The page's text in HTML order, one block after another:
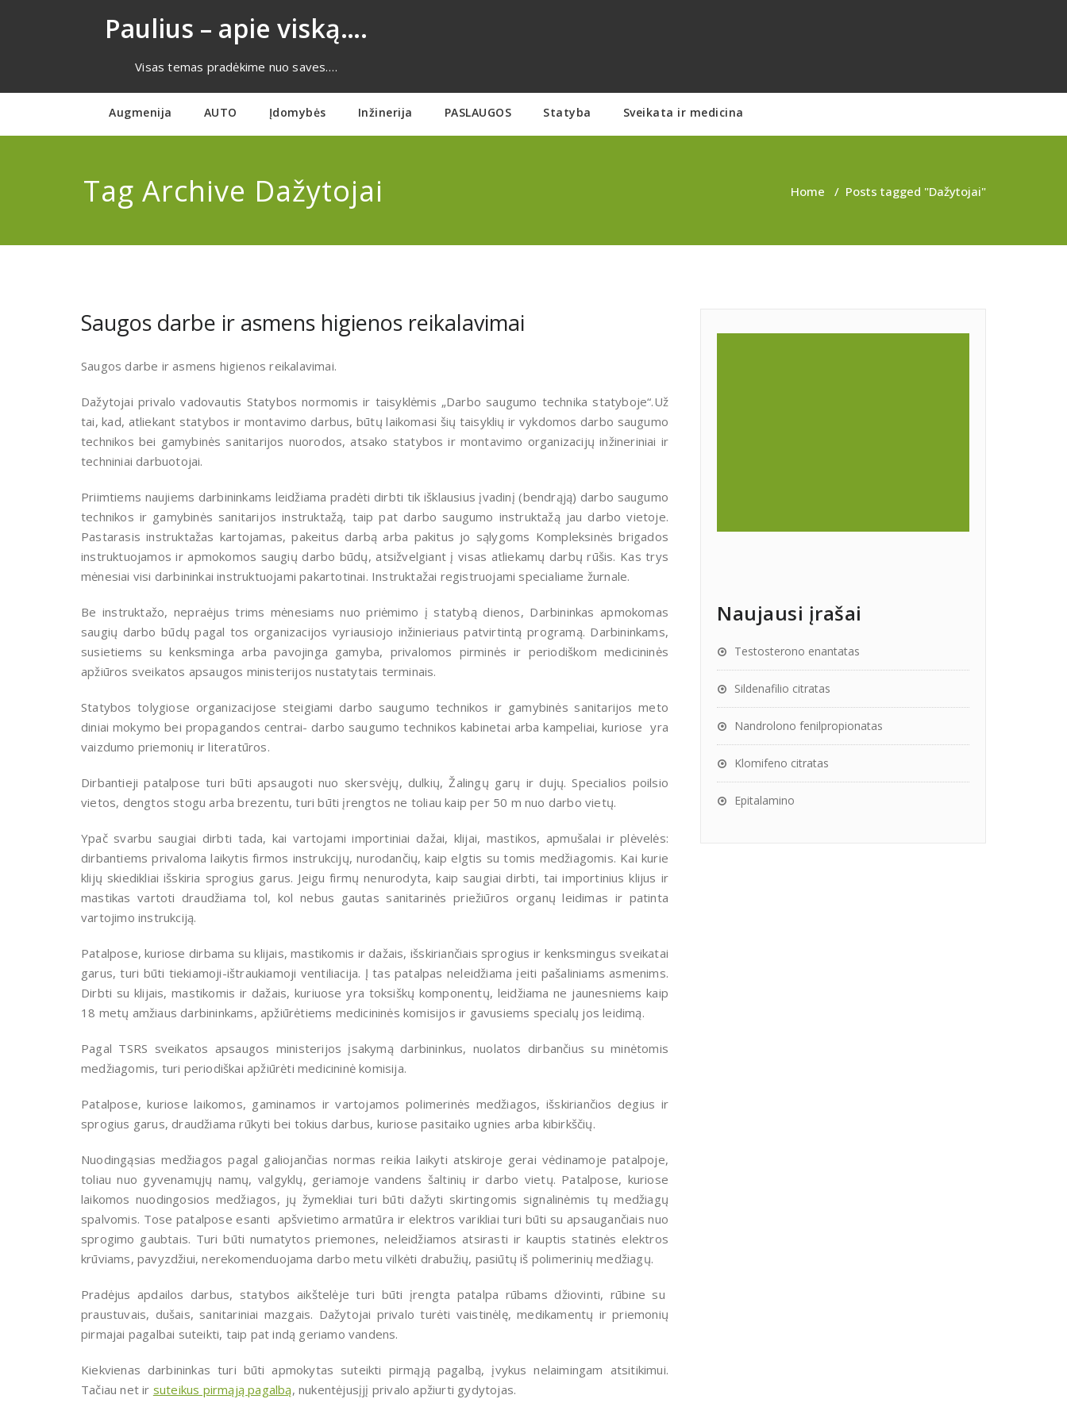
Paulius – apie viską….
Visas temas pradėkime nuo saves….
Augmenija AUTO Įdomybės Inžinerija PASLAUGOS Statyba Sveikata ir medicina
Tag Archive Dažytojai Home / Posts tagged "Dažytojai"
Saugos darbe ir asmens higienos reikalavimai
Saugos darbe ir asmens higienos reikalavimai.
Dažytojai privalo vadovautis Statybos normomis ir taisyklėmis „Darbo saugumo technika statyboje“.Už
tai, kad, atliekant statybos ir montavimo darbus, būtų laikomasi šių taisyklių ir vykdomos darbo saugumo
technikos bei gamybinės sanitarijos nuorodos, atsako statybos ir montavimo organizacijų inžineriniai ir
techniniai darbuotojai.
Priimtiems naujiems darbininkams leidžiama pradėti dirbti tik išklausius įvadinį (bendrąją) darbo saugumo
technikos ir gamybinės sanitarijos instruktažą, taip pat darbo saugumo instruktažą jau darbo vietoje.
Pastarasis instruktažas kartojamas, pakeitus darbą arba pakitus jo sąlygoms Kompleksinės brigados
instruktuojamos ir apmokomos saugių darbo būdų, atsižvelgiant į visas atliekamų darbų rūšis. Kas trys
mėnesiai visi darbininkai instruktuojami pakartotinai. Instruktažai registruojami specialiame žurnale.
Be instruktažo, nepraėjus trims mėnesiams nuo priėmimo į statybą dienos, Darbininkas apmokomas
saugių darbo būdų pagal tos organizacijos vyriausiojo inžinieriaus patvirtintą programą. Darbininkams,
susietiems su kenksminga arba pavojinga gamyba, privalomos pirminės ir periodiškom medicininės
apžiūros sveikatos apsaugos ministerijos nustatytais terminais.
Statybos tolygiose organizacijose steigiami darbo saugumo technikos ir gamybinės sanitarijos meto
diniai mokymo bei propagandos centrai- darbo saugumo technikos kabinetai arba kampeliai, kuriose yra
vaizdumo priemonių ir literatūros.
Dirbantieji patalpose turi būti apsaugoti nuo skersvėjų, dulkių, Žalingų garų ir dujų. Specialios poilsio
vietos, dengtos stogu arba brezentu, turi būti įrengtos ne toliau kaip per 50 m nuo darbo vietų.
Ypač svarbu saugiai dirbti tada, kai vartojami importiniai dažai, klijai, mastikos, apmušalai ir plėvelės:
dirbantiems privaloma laikytis firmos instrukcijų, nurodančių, kaip elgtis su tomis medžiagomis. Kai kurie
klijų skiedikliai išskiria sprogius garus. Jeigu firmų nenurodyta, kaip saugiai dirbti, tai importinius klijus ir
mastikas vartoti draudžiama tol, kol nebus gautas sanitarinės priežiūros organų leidimas ir patinta
vartojimo instrukciją.
Patalpose, kuriose dirbama su klijais, mastikomis ir dažais, išskiriančiais sprogius ir kenksmingus sveikatai
garus, turi būti tiekiamoji-ištraukiamoji ventiliacija. Į tas patalpas neleidžiama įeiti pašaliniams asmenims.
Dirbti su klijais, mastikomis ir dažais, kuriuose yra toksiškų komponentų, leidžiama ne jaunesniems kaip
18 metų amžiaus darbininkams, apžiūrėtiems medicininės komisijos ir gavusiems specialų jos leidimą.
Pagal TSRS sveikatos apsaugos ministerijos įsakymą darbininkus, nuolatos dirbančius su minėtomis
medžiagomis, turi periodiškai apžiūrėti medicininė komisija.
Patalpose, kuriose laikomos, gaminamos ir vartojamos polimerinės medžiagos, išskiriančios degius ir
sprogius garus, draudžiama rūkyti bei tokius darbus, kuriose pasitaiko ugnies arba kibirkščių.
Nuodingąsias medžiagos pagal galiojančias normas reikia laikyti atskiroje gerai vėdinamoje patalpoje,
toliau nuo gyvenamųjų namų, valgyklų, geriamoje vandens šaltinių ir darbo vietų. Patalpose, kuriose
laikomos nuodingosios medžiagos, jų žymekliai turi būti dažyti skirtingomis signalinėmis tų medžiagų
spalvomis. Tose patalpose esanti apšvietimo armatūra ir elektros varikliai turi būti su apsaugančiais nuo
sprogimo gaubtais. Turi būti numatytos priemones, neleidžiamos atsirasti ir kauptis statinės elektros
krūviams, pavyzdžiui, nerekomenduojama darbo metu vilkėti drabužių, pasiūtų iš polimerinių medžiagų.
Pradėjus apdailos darbus, statybos aikštelėje turi būti įrengta patalpa rūbams džiovinti, rūbine su
praustuvais, dušais, sanitariniai mazgais. Dažytojai privalo turėti vaistinėlę, medikamentų ir priemonių
pirmajai pagalbai suteikti, taip pat indą geriamo vandens.
Kiekvienas darbininkas turi būti apmokytas suteikti pirmąją pagalbą, įvykus nelaimingam atsitikimui.
Tačiau net ir suteikus pirmąją pagalbą, nukentėjusįjį privalo apžiurti gydytojas.
Naujausi įrašai
Testosterono enantatas
Sildenafilio citratas
Nandrolono fenilpropionatas
Klomifeno citratas
Epitalamino